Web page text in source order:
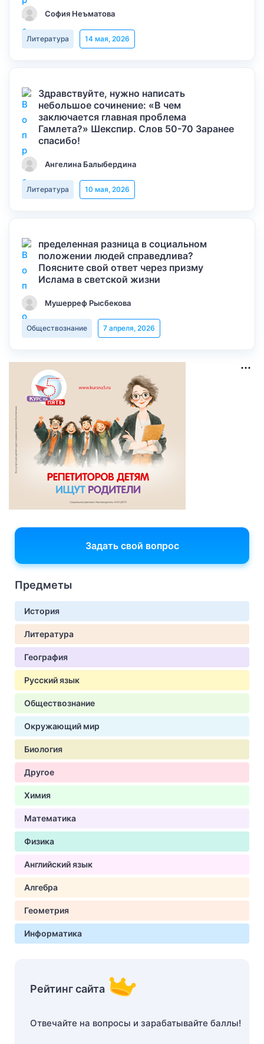
София Неъматова
Литература 14 мая, 2026
Здравствуйте, нужно написать
небольшое сочинение: «В чем
заключается главная проблема
Гамлета?» Шекспир. Слов 50-70 Заранее
спасибо!
Ангелина Балыбердина
Литература 10 мая, 2026
пределенная разница в социальном
положении людей справедлива?
Поясните свой ответ через призму
Ислама в светской жизни
Мушерреф Рысбекова
Обществознание 7 апреля, 2026
Задать свой вопрос
Предметы
История
Литература
География
Русский язык
Обществознание
Окружающий мир
Биология
Другое
Химия
Математика
Физика
Английский язык
Алгебра
Геометрия
Информатика
Рейтинг сайта
Отвечайте на вопросы и зарабатывайте баллы!